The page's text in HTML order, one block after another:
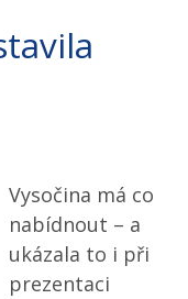
Vysočina má co
nabídnout – a
ukázala to i při
prezentaci